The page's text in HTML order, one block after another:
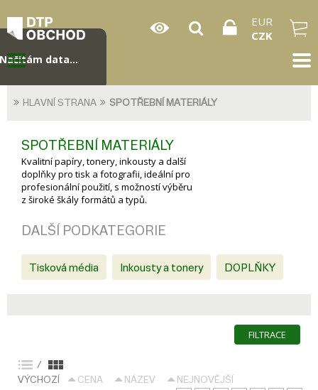
EUR
CZK
HLAVNÍ STRANA SPOTŘEBNÍ MATERIÁLY
SPOTŘEBNÍ MATERIÁLY
Kvalitní papíry, tonery, inkousty a další
doplňky pro tisk a fotografii, ideální pro
profesionální použití, s možností výběru
z široké škály formátů a typů.
DALŠÍ PODKATEGORIE
Tisková média Inkousty a tonery DOPLŇKY
FILTRACE
/
VÝCHOZÍ
CENA NÁZEV
NEJNOVĚJŠÍ
Načítám data...